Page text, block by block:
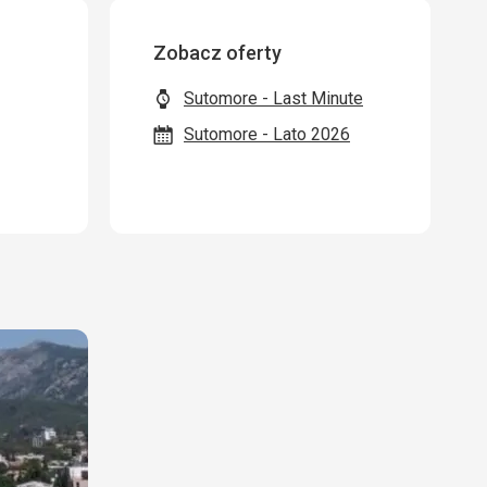
Zobacz oferty
Sutomore - Last Minute
Sutomore - Lato 2026